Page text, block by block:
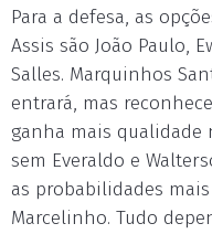
Para a defesa, as
Assis são João Paulo,
Salles. Marquinhos
entrará, mas
ganha mais qualidade
sem Everaldo e
as probabilidades
Marcelinho. Tudo